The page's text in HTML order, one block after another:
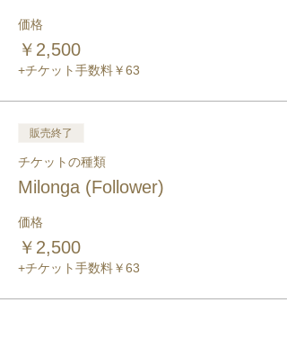
価格
￥2,500
+チケット手数料￥63
販売終了
チケットの種類
Milonga (Follower)
価格
￥2,500
+チケット手数料￥63